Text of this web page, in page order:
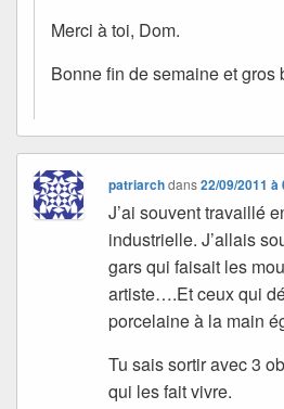
Merci à toi, Dom.
Bonne fin de semaine et gros
patriarchdans22/09/2011 à
J’ai souvent travaillé
industrielle. J’allais
gars qui faisait les
artiste….Et ceux qui
porcelaine à la main
Tu sais sortir avec 3
qui les fait vivre.